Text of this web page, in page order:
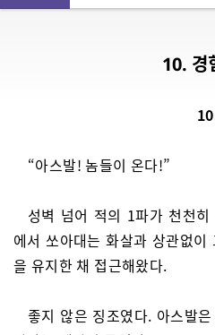
10. 경
“아스발! 놈들이 온다!”
성벽 넘어 적의 1파가 천천
에서 쏘아대는 화살과 상관없
을 유지한 채 접근해왔다.
좋지 않은 징조였다. 아스발